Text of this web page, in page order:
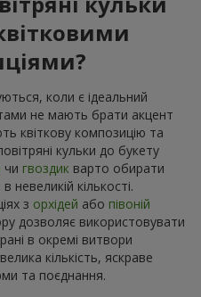
коли є ідеальний
не мають брати акцент
квіткову композицію та
кульки до букету
чи гвоздик варто обирати
невеликій кількості.
з орхідей або півоній
дозволяє використовувати
в окремі витвори
кількість, яскраве
та поєднання.